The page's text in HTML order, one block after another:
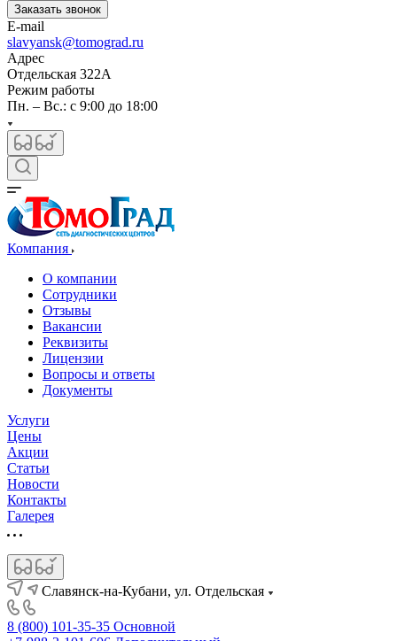
Заказать звонок
E-mail
slavyansk@tomograd.ru
Адрес
Отдельская 322А
Режим работы
Пн. – Вс.: с 9:00 до 18:00
Компания
О компании
Сотрудники
Отзывы
Вакансии
Реквизиты
Лицензии
Вопросы и ответы
Документы
Услуги
Цены
Акции
Статьи
Новости
Контакты
Галерея
Славянск-на-Кубани, ул. Отдельская
8 (800) 101-35-35 Основной